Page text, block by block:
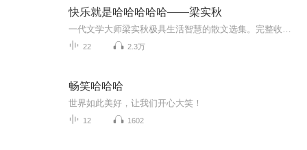
快乐就是哈哈哈哈哈——梁实秋
22 2.3万
畅笑哈哈哈
世界如此美好，让我们开心大笑！
12 1602